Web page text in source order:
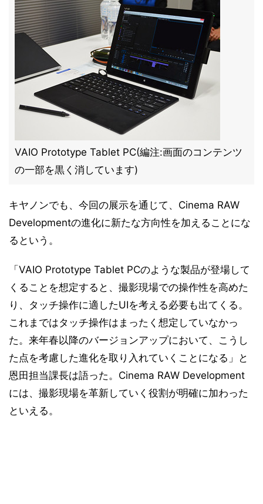
VAIO Prototype Tablet PC(編注:画面のコンテンツ
の一部を黒く消しています)
キヤノンでも、今回の展示を通じて、Cinema RAW
Developmentの進化に新たな方向性を加えることにな
るという。
「VAIO Prototype Tablet PCのような製品が登場して
くることを想定すると、撮影現場での操作性を高めた
り、タッチ操作に適したUIを考える必要も出てくる。
これまではタッチ操作はまったく想定していなかっ
た。来年春以降のバージョンアップにおいて、こうし
た点を考慮した進化を取り入れていくことになる」と
恩田担当課長は語った。Cinema RAW Development
には、撮影現場を革新していく役割が明確に加わった
といえる。